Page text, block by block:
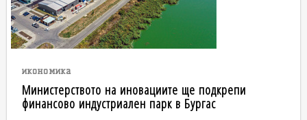
икономика
Министерството на иновациите ще подкрепи
финансово индустриален парк в Бургас